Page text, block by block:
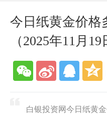
今日纸黄金价格
（2025年11月19
白银投资网今日纸黄